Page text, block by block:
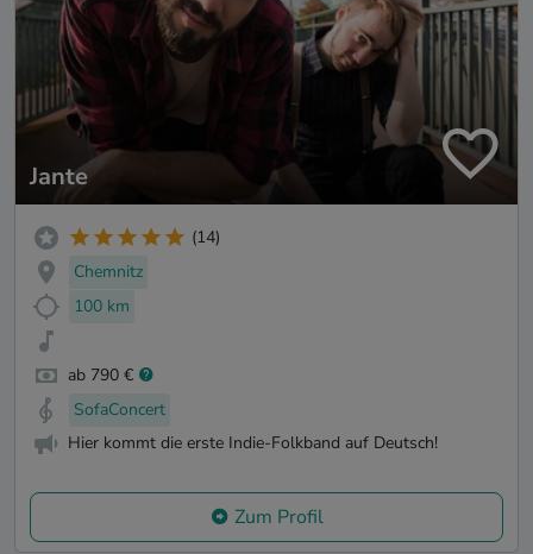
Jante
(14)
Chemnitz
100 km
ab 790 €
SofaConcert
Hier kommt die erste Indie-Folkband auf Deutsch!
Zum Profil